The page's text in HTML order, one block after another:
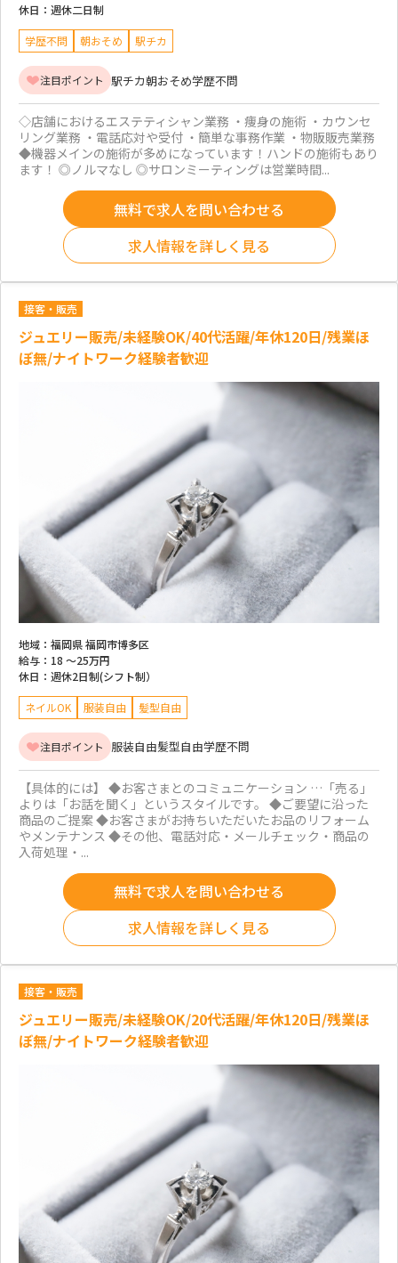
休日： 週休二日制
学歴不問 朝おそめ 駅チカ
注目ポイント 駅チカ朝おそめ学歴不問
◇店舗におけるエステティシャン業務 ・痩身の施術 ・カウンセ
リング業務 ・電話応対や受付 ・簡単な事務作業 ・物販販売業務
◆機器メインの施術が多めになっています！ハンドの施術もあり
ます！ ◎ノルマなし ◎サロンミーティングは営業時間...
無料で求人を問い合わせる
求人情報を詳しく見る
接客・販売
ジュエリー販売/未経験OK/40代活躍/年休120日/残業ほ
ぼ無/ナイトワーク経験者歓迎
地域： 福岡県 福岡市博多区
給与： 18 ～25万円
休日： 週休2日制(シフト制）
ネイルOK 服装自由 髪型自由
注目ポイント 服装自由髪型自由学歴不問
【具体的には】 ◆お客さまとのコミュニケーション …「売る」
よりは「お話を聞く」というスタイルです。 ◆ご要望に沿った
商品のご提案 ◆お客さまがお持ちいただいたお品のリフォーム
やメンテナンス ◆その他、電話対応・メールチェック・商品の
入荷処理・...
無料で求人を問い合わせる
求人情報を詳しく見る
接客・販売
ジュエリー販売/未経験OK/20代活躍/年休120日/残業ほ
ぼ無/ナイトワーク経験者歓迎